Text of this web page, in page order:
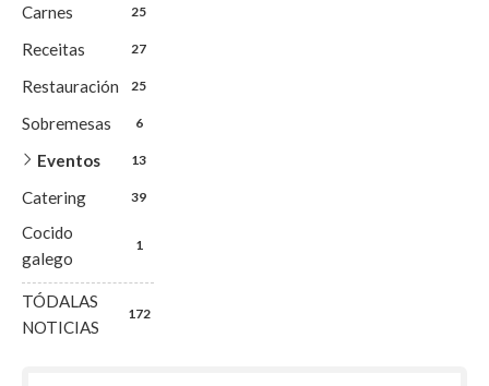
TÓDALAS
NOTICIAS
172
Carnes 25
Receitas 27
Restauración 25
Sobremesas 6
Eventos 13
Catering 39
Cocido
galego
1